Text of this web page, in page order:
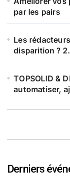
par les pairs
Les
disparition ?
TOPSOLID &
automatiser,
Derniers